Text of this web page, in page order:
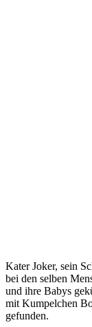
Kater Joker, sein
bei den selben
und ihre Babys
mit Kumpelchen
gefunden.